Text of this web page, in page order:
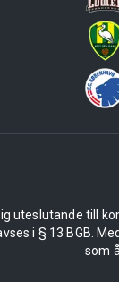
uteslutande till
i § 13 BGB.
som